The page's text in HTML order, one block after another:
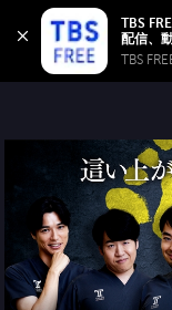
TBS
TBS
TBS FREE
無料見逃し配信